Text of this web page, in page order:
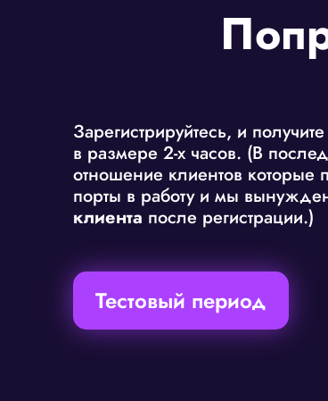
Зарегистрируйтесь, и получите
в размере 2-х часов. (В
отношение клиентов которые
порты в работу и мы
клиента после регистрации.)
Тестовый период